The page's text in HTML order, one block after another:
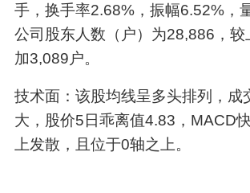
手，换手率2.68%，振幅6.52%，
公司股东人数（户）为28,886，较
加3,089户。
技术面：该股均线呈多头排列，成
大，股价5日乖离值4.83，MACD
上发散，且位于0轴之上。